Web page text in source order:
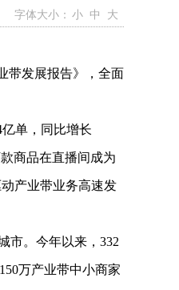
字体大小： 小 中 大
带发展报告》，全面
单，同比增长
商品在直播间成为
产业带业务高速发
市。今年以来，332
万产业带中小商家